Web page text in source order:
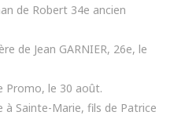
de Robert 34e ancien
de Jean GARNIER, 26e, le
Promo, le 30 août.
à Sainte-Marie, fils de Patrice